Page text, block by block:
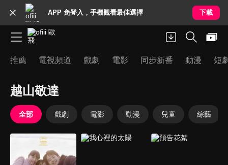
APP 免登入，手機觀看最佳選擇 下載
推薦 電視頻道 戲劇 電影 同步新番 動漫 短
越山敬達
全部 戲劇 電影 動漫 兒童 綜藝